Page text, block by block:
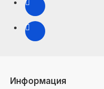
Информация